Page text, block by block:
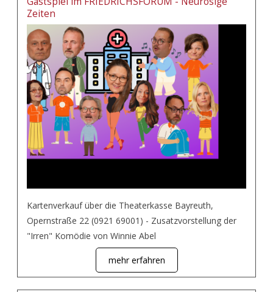
Zeiten
Kartenverkauf über die Theaterkasse Bayreuth,
Opernstraße 22 (0921 69001) - Zusatzvorstellung der
"Irren" Komödie von Winnie Abel
mehr erfahren